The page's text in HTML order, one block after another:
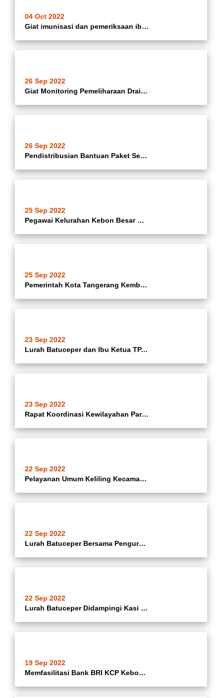
04 Oct 2022
Giat imunisasi dan pemeriksaan ibu hamil dan pemeriksaan Gigi di Cempaka 1 RW.01 Kelurahan Poris Jaya Kecamatan Batuceper Kota Tangerang.
26 Sep 2022
Giat Monitoring Pemeliharaan Drainase oleh Sekretaris Poris Jaya Bersama Kasie Tapem Poris Jaya yang dilaksanakan oleh Satgas Kebersihana Kecamatan Batuceper diwilayah RW.06 Perumahan Simprug DiPoris Kelurahan Poris Jaya
26 Sep 2022
Pendistribusian Bantuan Paket Sembako bagi Balita Gizi Buruk di Kelurahan Kebon Besar
25 Sep 2022
Pegawai Kelurahan Kebon Besar Berpartisipasi dalam Jalan Santai Sarungan
25 Sep 2022
Pemerintah Kota Tangerang Kembali Menggelar Agenda Tahunan Festival Al A
23 Sep 2022
Lurah Batuceper dan Ibu Ketua TP.PKK Kelurahan Batuceper Mendampingi Camat Batuceper Ibu Hj. Katrina Iswandari Bersama Ketua TP. PKK Kecamatan Batuceper Dalam Rangka Penyerahan Pohon Jahe Secara Simbolis Untuk Tanaman Toga Di KWT Kampung Sukun Asrama Komp
23 Sep 2022
Rapat Koordinasi Kewilayahan Para Ketua RW Se-Kelurahan Batuceper Kecamatan Batuceper Yang Dipimpin Oleh Lurah Batuceper Kecamatan Batuceper Kota Tangerang.
22 Sep 2022
Pelayanan Umum Keliling Kecamatan Batuceper di Kelurahan Kebon Besar
22 Sep 2022
Lurah Batuceper Bersama Pengurus KWT Barokah Kampung Sukun RT.006/003 Melakukan Pembuatan Media Tanaman Melalui Polybag Untuk Bibit Sayur Mayur
22 Sep 2022
Lurah Batuceper Didampingi Kasi Ekbang Kelurahan Batuceper Melakukan Monitoring Kegiatan Pembangunan Turap Cibatuceper Asrama Polri RT.006/03 Kelurahan Batuceper Kecamatan Batuceper Kota Tangerang.
19 Sep 2022
Memfasilitasi Bank BRI KCP Kebon Besar Batuceper dalam rangka Pembukaan Rekening Untuk Nguru Ngaji, Amil Jenazah dan Marbot Masjid Kelurahan Batuceper Kecamatan Batuceper.